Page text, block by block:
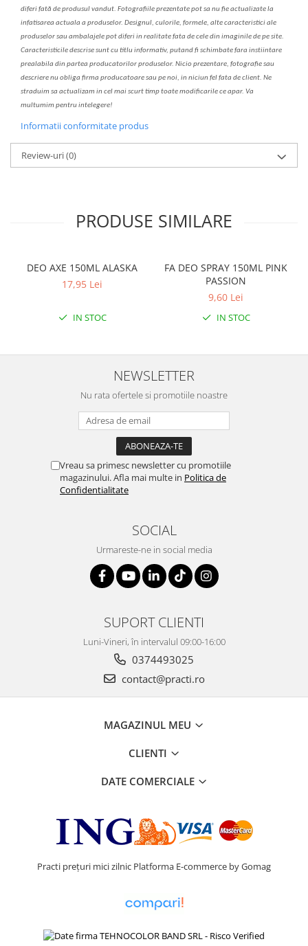
diferi fată de produsul vandut. Fotografiile prezentate pot sa nu fie actualizate la
infatisarea actuala a produselor. Designul, culorile, formele, alte caracteristici ale
produselor sau ambalajele pot diferi in realitate fata de cele din imaginile de pe site.
Caracteristicile descrise sunt cu titlu informativ, putand fi schimbate fara instiintare
prealabila din partea producatorilor produselor. Nicio prezentare, fotografie sau
descriere nu obliga firma producatoare sau pe noi, in niciun fel fata de client. Ne
straduim sa actualizam in cel mai scurt timp toate modificarile ce apar. Va
multumim pentru intelegere!
Informatii conformitate produs
Review-uri(0)
PRODUSE SIMILARE
DEO AXE 150ML ALASKA
17,95 Lei
IN STOC
FA DEO SPRAY 150ML PINK
PASSION
9,60 Lei
IN STOC
NEWSLETTER
Nu rata ofertele si promotiile noastre
Vreau sa primesc newsletter cu promotiile
magazinului. Afla mai multe in Politica de
Confidentialitate
SOCIAL
Urmareste-ne in social media
SUPORT CLIENTI
Luni-Vineri, în intervalul 09:00-16:00
0374493025
contact@practi.ro
MAGAZINUL MEU
CLIENTI
DATE COMERCIALE
Practi prețuri mici zilnic Platforma E-commerce by Gomag